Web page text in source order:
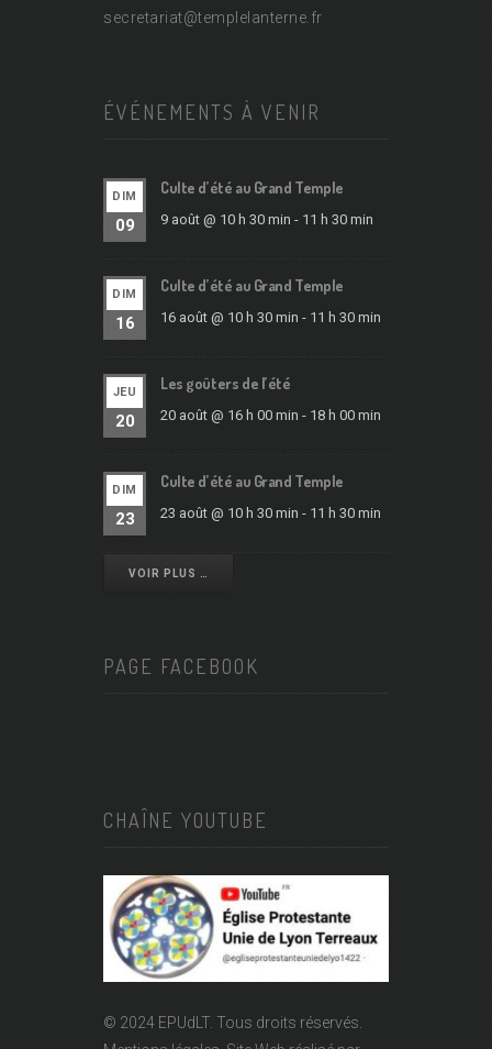
secretariat@templelanterne.fr
ÉVÉNEMENTS À VENIR
DIM
09
Culte d’été au Grand Temple
9 août @ 10 h 30 min - 11 h 30 min
DIM
16
Culte d’été au Grand Temple
16 août @ 10 h 30 min - 11 h 30 min
JEU
20
Les goûters de l’été
20 août @ 16 h 00 min - 18 h 00 min
DIM
23
Culte d’été au Grand Temple
23 août @ 10 h 30 min - 11 h 30 min
VOIR PLUS …
PAGE FACEBOOK
CHAÎNE YOUTUBE
© 2024 EPUdLT. Tous droits réservés.